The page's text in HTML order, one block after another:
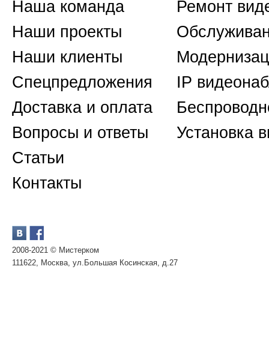
Наша команда
Наши проекты
Наши клиенты
Спецпредложения
Доставка и оплата
Вопросы и ответы
Статьи
Контакты
2008-2021 © Мистерком
111622, Москва, ул.Большая Косинская, д.27
Ремонт
IP
Установка